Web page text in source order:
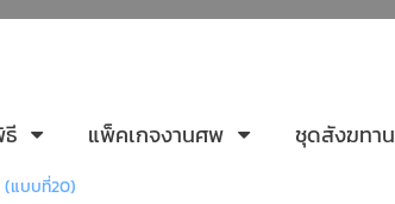
แพ็คเกจงานศพ ชุดสังฆทาน
แบบที่20)